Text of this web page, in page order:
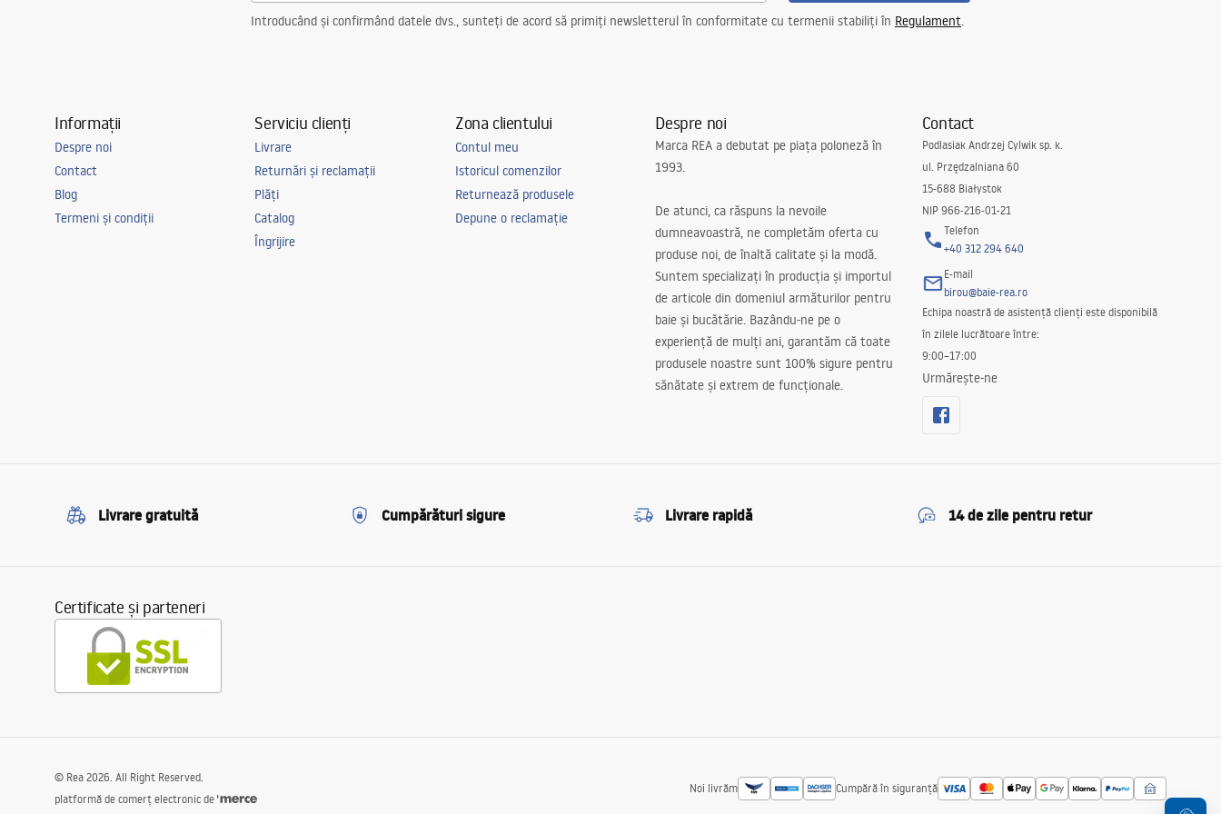
Introducând și confirmând datele dvs., sunteți de acord să primiți newsletterul în conformitate cu termenii stabiliți în Regulament.
Informații
Despre noi
Contact
Blog
Termeni și condiții
Serviciu clienți
Livrare
Returnări și reclamații
Plăți
Catalog
Îngrijire
Zona clientului
Contul meu
Istoricul comenzilor
Returnează produsele
Depune o reclamație
Despre noi
Marca REA a debutat pe piața poloneză în
1993.
De atunci, ca răspuns la nevoile
dumneavoastră, ne completăm oferta cu
produse noi, de înaltă calitate și la modă.
Suntem specializați în producția și importul
de articole din domeniul armăturilor pentru
baie și bucătărie. Bazându-ne pe o
experiență de mulți ani, garantăm că toate
produsele noastre sunt 100% sigure pentru
sănătate și extrem de funcționale.
Contact
Podlasiak Andrzej Cylwik sp. k.
ul. Przędzalniana 60
15-688 Białystok
NIP 966-216-01-21
Telefon
+40 312 294 640
E-mail
birou@baie-rea.ro
Echipa noastră de asistență clienți este disponibilă
în zilele lucrătoare între:
9:00–17:00
Urmărește-ne
Livrare gratuită Cumpărături sigure Livrare rapidă 14 de zile pentru retur
Certificate și parteneri
Noi livrăm Cumpără în siguranță
© Rea 2026. All Right Reserved.
platformă de comerț electronic de